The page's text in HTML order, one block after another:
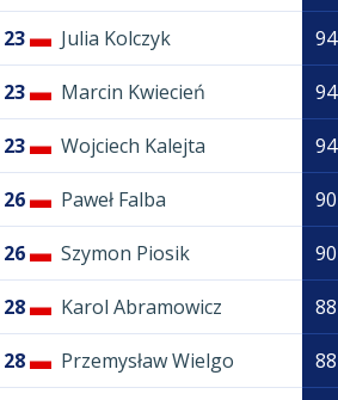
23 Julia Kolczyk 94
23 Marcin Kwiecień 94
23 Wojciech Kalejta 94
26 Paweł Falba 90
26 Szymon Piosik 90
28 Karol Abramowicz 88
28 Przemysław Wielgo 88